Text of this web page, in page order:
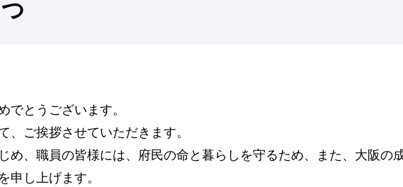
とうございます。
ご挨拶させていただきます。
、職員の皆様には、府民の命と暮らしを守るため、また、大阪の
申し上げます。